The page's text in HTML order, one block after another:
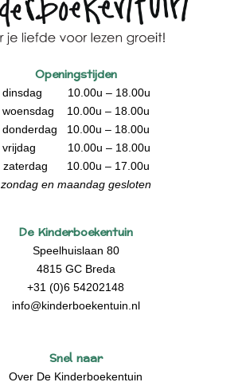
Openingstijden
dinsdag 10.00u – 18.00u
woensdag 10.00u – 18.00u
donderdag 10.00u – 18.00u
vrijdag 10.00u – 18.00u
zaterdag 10.00u – 17.00u
zondag en maandag gesloten
De Kinderboekentuin
Speelhuislaan 80
4815 GC Breda
+31 (0)6 54202148
info@kinderboekentuin.nl
Snel naar
Over De Kinderboekentuin